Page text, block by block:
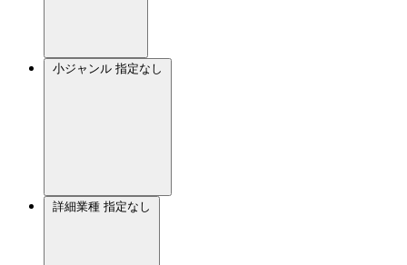
小ジャンル 指定なし
詳細業種 指定なし